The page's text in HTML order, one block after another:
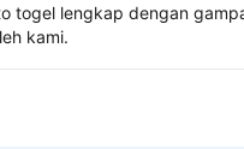
togel lengkap dengan
kami.